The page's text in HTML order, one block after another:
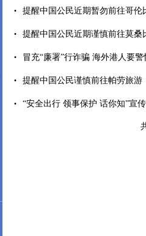
提醒中国公民近期暂勿前往哥伦
提醒中国公民近期谨慎前往莫桑
冒充“廉署”行诈骗 海外港人要警
提醒中国公民谨慎前往帕劳旅游
“安全出行 领事保护 话你知”宣